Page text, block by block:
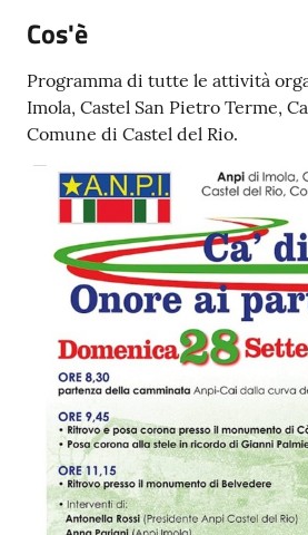
Cos'è
Programma di tutte le attività
Imola, Castel San Pietro Terme,
Comune di Castel del Rio.